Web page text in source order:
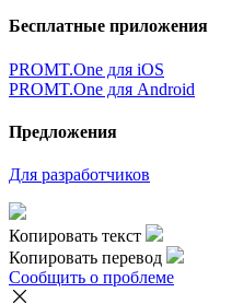
Бесплатные приложения
PROMT.One для iOS
PROMT.One для Android
Предложения
Для разработчиков
Копировать текст
Копировать перевод
Сообщить о проблеме